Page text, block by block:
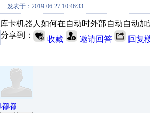
发表于：2019-06-27 10:46:33
库卡机器人如何在自动时外部自动自动加
分享到：
收藏 邀请回答 回复
嘟嘟